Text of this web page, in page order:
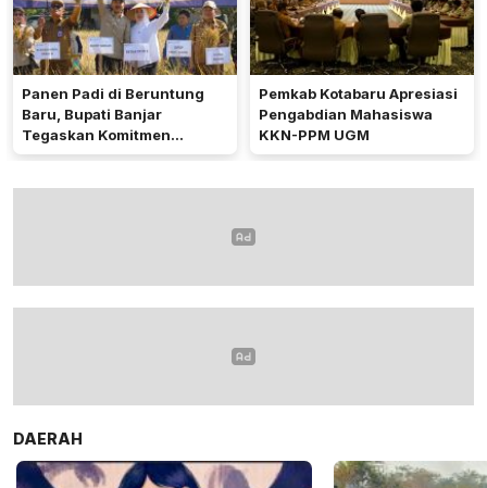
Panen Padi di Beruntung
Baru, Bupati Banjar
Tegaskan Komitmen
Dukung Ketahanan Pangan
Pemkab Kotabaru Apresiasi
Pengabdian Mahasiswa
KKN-PPM UGM
DAERAH